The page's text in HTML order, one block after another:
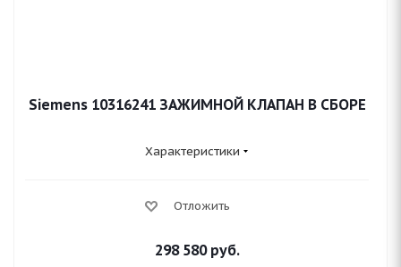
Siemens 10316241 ЗАЖИМНОЙ КЛАПАН В СБОРЕ
Характеристики
Отложить
298 580руб.